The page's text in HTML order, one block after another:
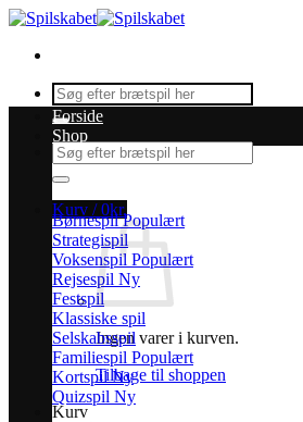
Fortsæt
indhold
Søg
efter:
Søg
efter:
Kurv /0kr.
Ingen varer i kurven.
Tilbage til shoppen
Kurv
Forside
Shop
Børnespil
Strategispil
Voksenspil
Rejsespil
Festspil
Klassiske spil
Selskabsspil
Familiespil
Kortspil
Quizspil